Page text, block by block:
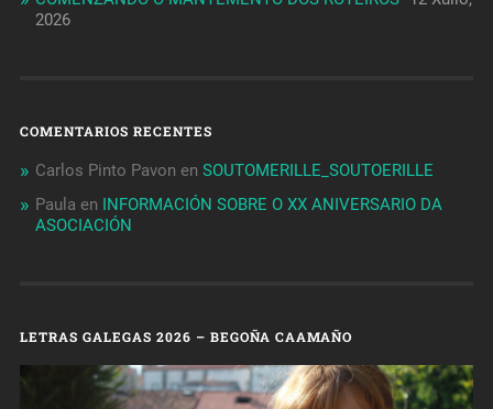
2026
COMENTARIOS RECENTES
Carlos Pinto Pavon en SOUTOMERILLE_SOUTOERILLE
Paula en
INFORMACIÓN SOBRE O XX ANIVERSARIO DA
ASOCIACIÓN
LETRAS GALEGAS 2026 – BEGOÑA CAAMAÑO